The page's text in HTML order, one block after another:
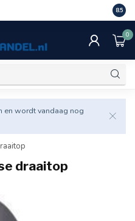
Veel
8.5
0
en wordt vandaag nog
draaitop